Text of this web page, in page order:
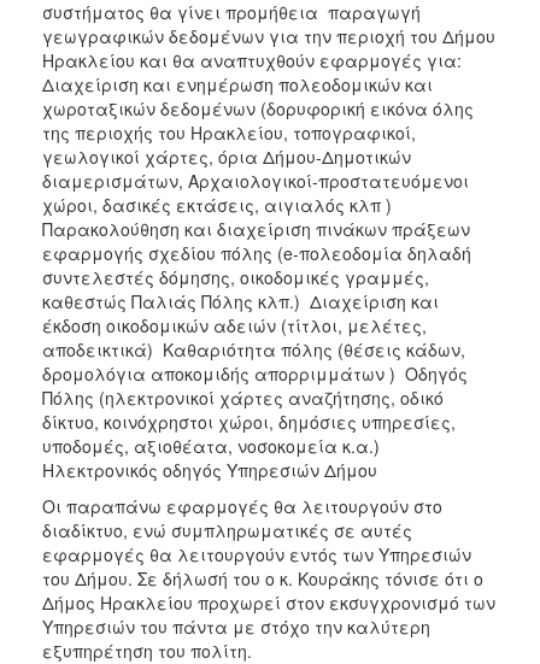
συστήματος θα γίνει προμήθεια  παραγωγή
γεωγραφικών δεδομένων για την περιοχή του Δήμου
Ηρακλείου και θα αναπτυχθούν εφαρμογές για: 
Διαχείριση και ενημέρωση πολεοδομικών και
χωροταξικών δεδομένων (δορυφορική εικόνα όλης
της περιοχής του Ηρακλείου, τοπογραφικοί,
γεωλογικοί χάρτες, όρια Δήμου-Δημοτικών
διαμερισμάτων, Αρχαιολογικοί-προστατευόμενοι
χώροι, δασικές εκτάσεις, αιγιαλός κλπ ) 
Παρακολούθηση και διαχείριση πινάκων πράξεων
εφαρμογής σχεδίου πόλης (e-πολεοδομία δηλαδή
συντελεστές δόμησης, οικοδομικές γραμμές,
καθεστώς Παλιάς Πόλης κλπ.)  Διαχείριση και
έκδοση οικοδομικών αδειών (τίτλοι, μελέτες,
αποδεικτικά)  Καθαριότητα πόλης (θέσεις κάδων,
δρομολόγια αποκομιδής απορριμμάτων )  Οδηγός
Πόλης (ηλεκτρονικοί χάρτες αναζήτησης, οδικό
δίκτυο, κοινόχρηστοι χώροι, δημόσιες υπηρεσίες,
υποδομές, αξιοθέατα, νοσοκομεία κ.α.) 
Ηλεκτρονικός οδηγός Υπηρεσιών Δήμου
Οι παραπάνω εφαρμογές θα λειτουργούν στο
διαδίκτυο, ενώ συμπληρωματικές σε αυτές
εφαρμογές θα λειτουργούν εντός των Υπηρεσιών
του Δήμου. Σε δήλωσή του ο κ. Κουράκης τόνισε ότι ο
Δήμος Ηρακλείου προχωρεί στον εκσυγχρονισμό των
Υπηρεσιών του πάντα με στόχο την καλύτερη
εξυπηρέτηση του πολίτη.